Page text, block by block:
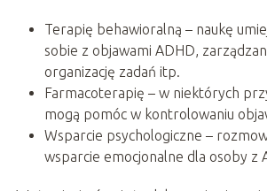
Terapię behawioralną – naukę
sobie z objawami ADHD,
organizację zadań itp.
Farmacoterapię – w niektórych
mogą pomóc w kontrolowaniu
Wsparcie psychologiczne –
wsparcie emocjonalne dla osoby z